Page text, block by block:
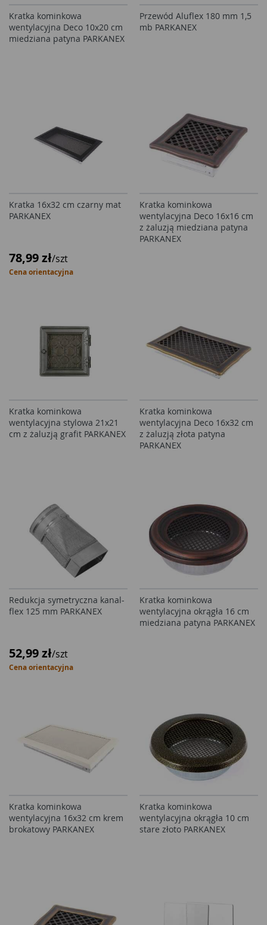
Kratka kominkowa
wentylacyjna Deco 10x20 cm
miedziana patyna PARKANEX
Przewód Aluflex 180 mm 1,5
mb PARKANEX
Kratka 16x32 cm czarny mat
PARKANEX
78,99 zł/szt
Cena orientacyjna
Kratka kominkowa
wentylacyjna Deco 16x16 cm
z żaluzją miedziana patyna
PARKANEX
Kratka kominkowa
wentylacyjna stylowa 21x21
cm z żaluzją grafit PARKANEX
Kratka kominkowa
wentylacyjna Deco 16x32 cm
z żaluzją złota patyna
PARKANEX
Redukcja symetryczna kanal-
flex 125 mm PARKANEX
52,99 zł/szt
Cena orientacyjna
Kratka kominkowa
wentylacyjna okrągła 16 cm
miedziana patyna PARKANEX
Kratka kominkowa
wentylacyjna 16x32 cm krem
brokatowy PARKANEX
Kratka kominkowa
wentylacyjna okrągła 10 cm
stare złoto PARKANEX